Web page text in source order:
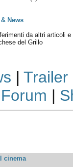
News
da altri articoli e
del Grillo
| Trailer
Forum |
cinema